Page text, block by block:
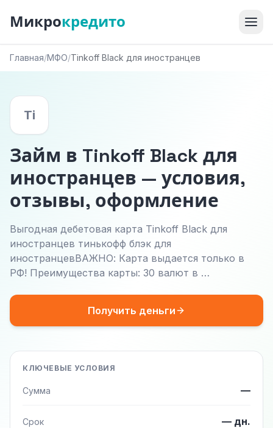
Микрокредито
Главная/МФО/Tinkoff Black для иностранцев
Ti
Займ в Tinkoff Black для
иностранцев — условия,
отзывы, оформление
Выгодная дебетовая карта Tinkoff Black для
иностранцев тинькофф блэк для
иностранцевВАЖНО: Карта выдается только в
РФ! Преимущества карты: 30 валют в …
Получить деньги
КЛЮЧЕВЫЕ УСЛОВИЯ
Сумма —
Срок — дн.